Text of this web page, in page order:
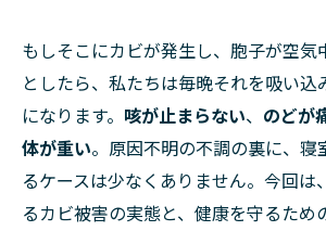
もしそこにカビが発生し、胞子が空気
としたら、私たちは毎晩それを吸い込
になります。 咳が止まらない、 のどが
体が重い。原因不明の不調の裏に、寝
るケースは少なくありません。今回は
るカビ被害の実態と、健康を守るため